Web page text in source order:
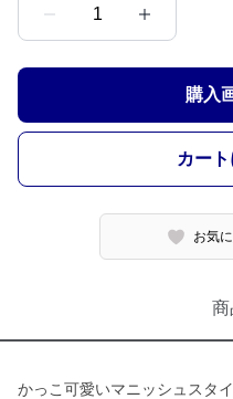
1
購入
カー
お気
商
かっこ可愛いマニッシュスタ